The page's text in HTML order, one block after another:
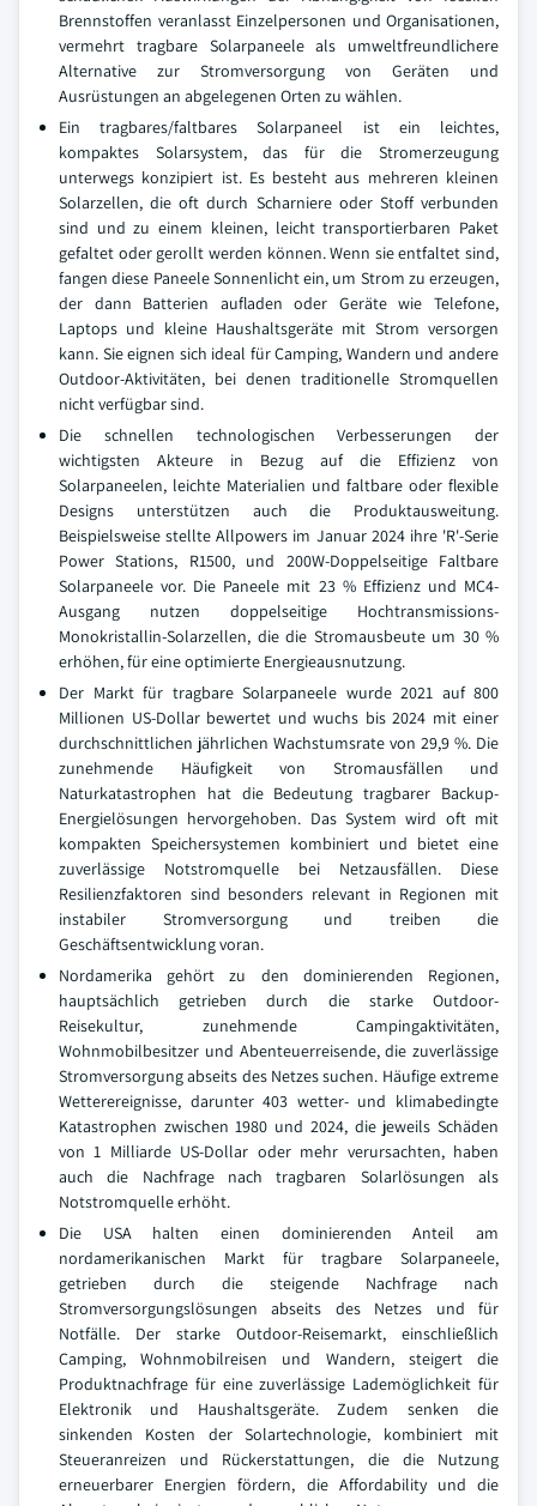
Brennstoffen veranlasst Einzelpersonen und Organisationen,
vermehrt tragbare Solarpaneele als umweltfreundlichere
Alternative zur Stromversorgung von Geräten und
Ausrüstungen an abgelegenen Orten zu wählen.
Ein tragbares/faltbares Solarpaneel ist ein leichtes,
kompaktes Solarsystem, das für die Stromerzeugung
unterwegs konzipiert ist. Es besteht aus mehreren kleinen
Solarzellen, die oft durch Scharniere oder Stoff verbunden
sind und zu einem kleinen, leicht transportierbaren Paket
gefaltet oder gerollt werden können. Wenn sie entfaltet sind,
fangen diese Paneele Sonnenlicht ein, um Strom zu erzeugen,
der dann Batterien aufladen oder Geräte wie Telefone,
Laptops und kleine Haushaltsgeräte mit Strom versorgen
kann. Sie eignen sich ideal für Camping, Wandern und andere
Outdoor-Aktivitäten, bei denen traditionelle Stromquellen
nicht verfügbar sind.
Die schnellen technologischen Verbesserungen der
wichtigsten Akteure in Bezug auf die Effizienz von
Solarpaneelen, leichte Materialien und faltbare oder flexible
Designs unterstützen auch die Produktausweitung.
Beispielsweise stellte Allpowers im Januar 2024 ihre 'R'-Serie
Power Stations, R1500, und 200W-Doppelseitige Faltbare
Solarpaneele vor. Die Paneele mit 23 % Effizienz und MC4-
Ausgang nutzen doppelseitige Hochtransmissions-
Monokristallin-Solarzellen, die die Stromausbeute um 30 %
erhöhen, für eine optimierte Energieausnutzung.
Der Markt für tragbare Solarpaneele wurde 2021 auf 800
Millionen US-Dollar bewertet und wuchs bis 2024 mit einer
durchschnittlichen jährlichen Wachstumsrate von 29,9 %. Die
zunehmende Häufigkeit von Stromausfällen und
Naturkatastrophen hat die Bedeutung tragbarer Backup-
Energielösungen hervorgehoben. Das System wird oft mit
kompakten Speichersystemen kombiniert und bietet eine
zuverlässige Notstromquelle bei Netzausfällen. Diese
Resilienzfaktoren sind besonders relevant in Regionen mit
instabiler Stromversorgung und treiben die
Geschäftsentwicklung voran.
Nordamerika gehört zu den dominierenden Regionen,
hauptsächlich getrieben durch die starke Outdoor-
Reisekultur, zunehmende Campingaktivitäten,
Wohnmobilbesitzer und Abenteuerreisende, die zuverlässige
Stromversorgung abseits des Netzes suchen. Häufige extreme
Wetterereignisse, darunter 403 wetter- und klimabedingte
Katastrophen zwischen 1980 und 2024, die jeweils Schäden
von 1 Milliarde US-Dollar oder mehr verursachten, haben
auch die Nachfrage nach tragbaren Solarlösungen als
Notstromquelle erhöht.
Die USA halten einen dominierenden Anteil am
nordamerikanischen Markt für tragbare Solarpaneele,
getrieben durch die steigende Nachfrage nach
Stromversorgungslösungen abseits des Netzes und für
Notfälle. Der starke Outdoor-Reisemarkt, einschließlich
Camping, Wohnmobilreisen und Wandern, steigert die
Produktnachfrage für eine zuverlässige Lademöglichkeit für
Elektronik und Haushaltsgeräte. Zudem senken die
sinkenden Kosten der Solartechnologie, kombiniert mit
Steueranreizen und Rückerstattungen, die die Nutzung
erneuerbarer Energien fördern, die Affordability und die